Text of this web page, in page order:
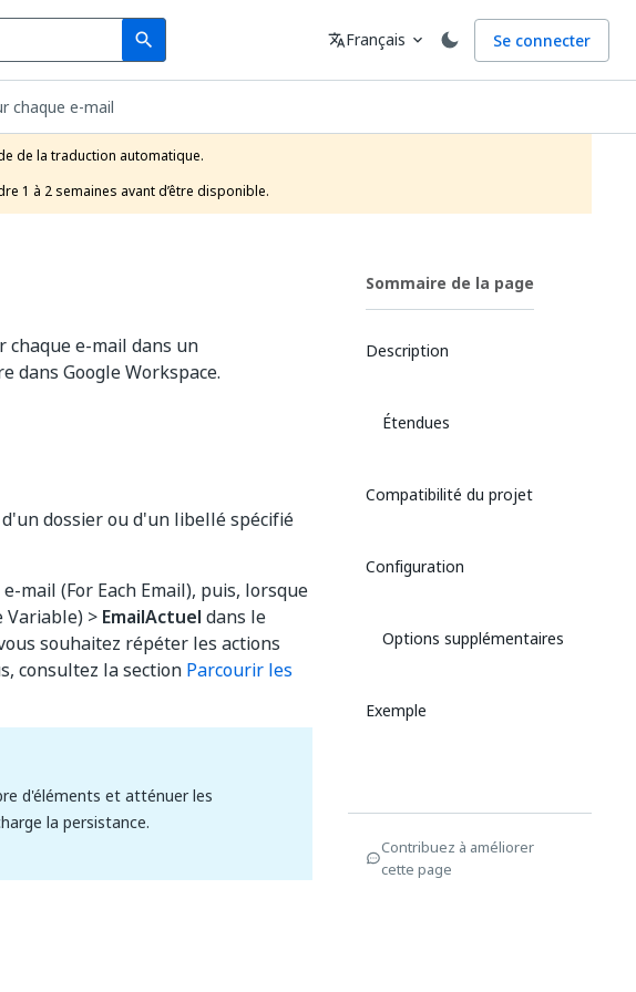
search
Search Langue
translateFrançais expand_more Se connecter
chaque e-mail
de la traduction automatique.
1 à 2 semaines avant d’être disponible.
chaque e-mail dans un
dans Google Workspace.
dossier ou d'un libellé spécifié
mail (For Each Email), puis, lorsque
Variable) > EmailActuel dans le
souhaitez répéter les actions
consultez la section Parcourir les
d'éléments et atténuer les
la persistance.
Sommaire de la page
Description
Étendues
Compatibilité du projet
Configuration
Options supplémentaires
Exemple
Contribuez à améliorer
cette page